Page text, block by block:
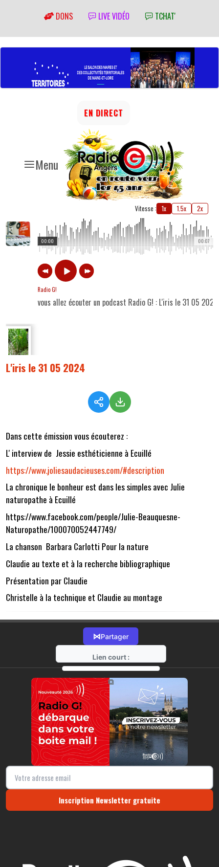
DONS LIVE VIDÉO TCHAT'
Menu
EN DIRECT
Vitesse : 1x 1.5x 2x
00:07
00:00
Radio G!
vous allez écouter un podcast Radio G! : L'iris le 31 05 2024
L'iris le 31 05 2024
Dans cette émission vous écouterez :
L' interview de Jessie esthéticienne à Ecuillé
https://www.joliesaudacieuses.com/#description
La chronique le bonheur est dans les simples avec Julie
naturopathe à Ecuillé
https://www.facebook.com/people/Julie-Beauquesne-
Naturopathe/100070052447749/
La chanson Barbara Carlotti Pour la nature
Claudie au texte et à la recherche bibliographique
Présentation par Claudie
Christelle à la technique et Claudie au montage
⋈Partager
Lien court :
https://radio-g.fr?14735
⧉
Inscription Newsletter gratuite